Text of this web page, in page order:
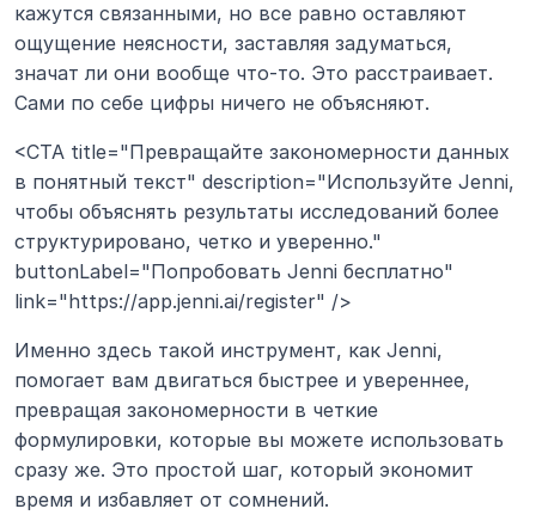
кажутся связанными, но все равно оставляют
ощущение неясности, заставляя задуматься,
значат ли они вообще что-то. Это расстраивает.
Сами по себе цифры ничего не объясняют.
<CTA title="Превращайте закономерности данных
в понятный текст" description="Используйте Jenni,
чтобы объяснять результаты исследований более
структурировано, четко и уверенно."
buttonLabel="Попробовать Jenni бесплатно"
link="https://app.jenni.ai/register" />
Именно здесь такой инструмент, как Jenni,
помогает вам двигаться быстрее и увереннее,
превращая закономерности в четкие
формулировки, которые вы можете использовать
сразу же. Это простой шаг, который экономит
время и избавляет от сомнений.